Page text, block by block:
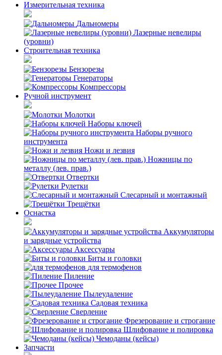
Измерительная техника
Дальномеры
Лазерные невелиры
(уровни)
Строительная техника
Бензорезы
Генераторы
Компрессоры
Ручной инструмент
Молотки
Наборы ключей
Наборы ручного
инструмента
Ножи и лезвия
Ножницы по
металлу (лев. прав.)
Отвертки
Рулетки
Слесарный и монтажный
Трещётки
Оснастка
Аккумуляторы
и зарядные устройства
Аксессуары
Биты и головки
для термофенов
Пиление
Прочее
Пылеудаление
Садовая техника
Сверление
Фрезерование и строгание
Шлифование и полировка
Чемоданы (кейсы)
Запчасти